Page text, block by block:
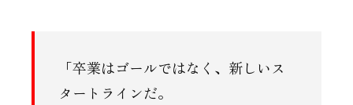
「卒業はゴールではなく、新しいス
タートラインだ。